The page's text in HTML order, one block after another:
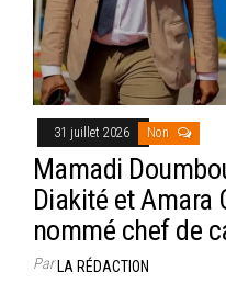
31 juillet 2026 Non
Mamadi
Diakité et Amara
nommé chef de
ParLA RÉDACTION